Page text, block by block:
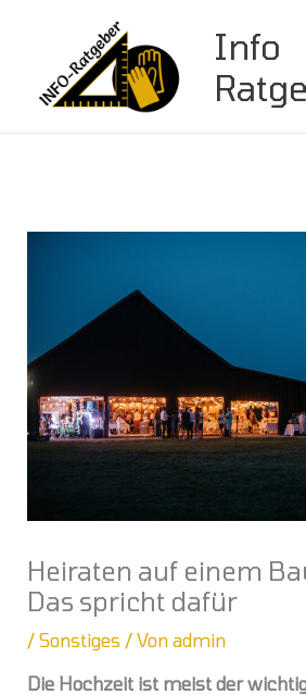
springen
Info
Heiraten auf einem
Das spricht dafür
/Sonstiges / Vonadmin
Die Hochzeit ist meist der